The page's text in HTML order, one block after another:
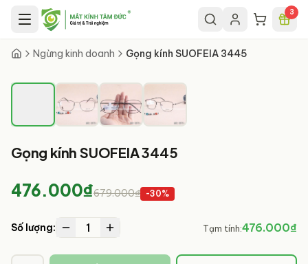
Chuyển đến nội dung chính 3
Ngừng kinh doanh Gọng kính SUOFEIA 3445
Gọng kính SUOFEIA 3445
476.000₫679.000₫ -30%
Số lượng: 1 Tạm tính:476.000₫